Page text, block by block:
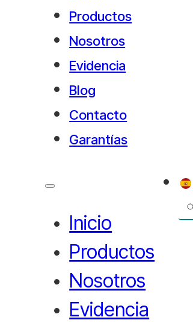
Productos
Nosotros
Evidencia
Blog
Contacto
Garantías
Inicio
Productos
Nosotros
Evidencia